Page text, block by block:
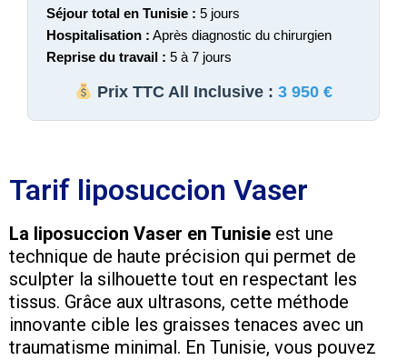
Séjour total en Tunisie : 5 jours
Hospitalisation : Après diagnostic du chirurgien
Reprise du travail : 5 à 7 jours
Prix TTC All Inclusive :3 950 €
Tarif liposuccion Vaser
La liposuccion Vaser en Tunisie est une
technique de haute précision qui permet de
sculpter la silhouette tout en respectant les
tissus. Grâce aux ultrasons, cette méthode
innovante cible les graisses tenaces avec un
traumatisme minimal. En Tunisie, vous pouvez